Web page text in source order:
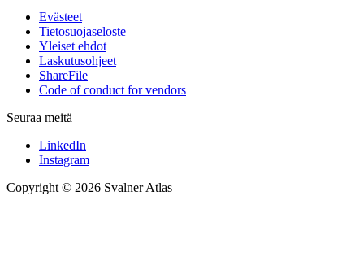
Evästeet
Tietosuojaseloste
Yleiset ehdot
Laskutusohjeet
ShareFile
Code of conduct for vendors
Seuraa meitä
LinkedIn
Instagram
Copyright © 2026 Svalner Atlas